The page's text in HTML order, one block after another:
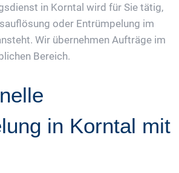
in Korntal wird für Sie tätig,
oder Entrümpelung im
Wir übernehmen Aufträge im
Bereich.
in Korntal mit